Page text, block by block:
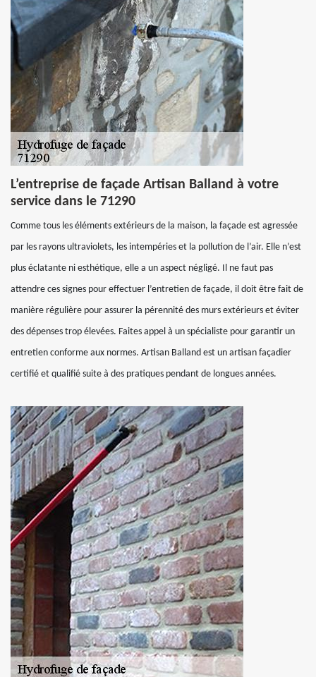
L’entreprise de façade Artisan Balland à votre
service dans le 71290
Comme tous les éléments extérieurs de la maison, la façade est agressée
par les rayons ultraviolets, les intempéries et la pollution de l’air. Elle n’est
plus éclatante ni esthétique, elle a un aspect négligé. Il ne faut pas
attendre ces signes pour effectuer l’entretien de façade, il doit être fait de
manière régulière pour assurer la pérennité des murs extérieurs et éviter
des dépenses trop élevées. Faites appel à un spécialiste pour garantir un
entretien conforme aux normes. Artisan Balland est un artisan façadier
certifié et qualifié suite à des pratiques pendant de longues années.